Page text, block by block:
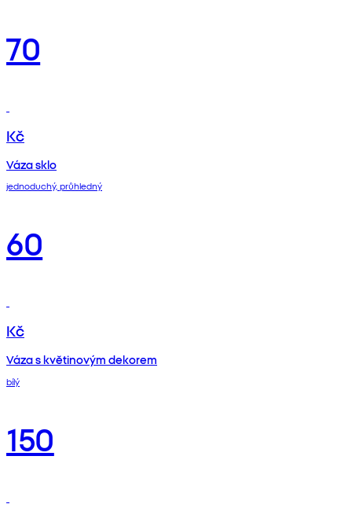
70
Kč
Váza sklo
jednoduchý, průhledný
60
Kč
Váza s květinovým dekorem
bílý
150